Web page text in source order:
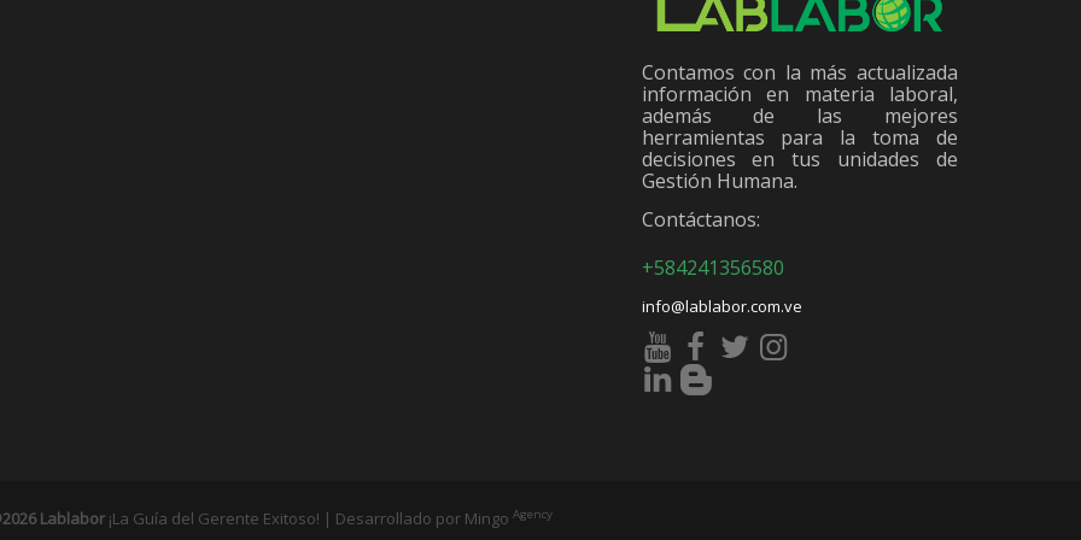
Contamos con la más actualizada
información en materia laboral,
además de las mejores
herramientas para la toma de
decisiones en tus unidades de
Gestión Humana.
Contáctanos:
+584241356580
info@lablabor.com.ve
Lablabor ¡La Guía del Gerente Exitoso! | Desarrollado por Mingo Agency